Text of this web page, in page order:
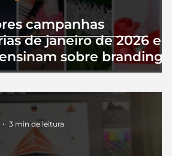
campanhas
de janeiro de 2026 e
sobre branding
3 min de leitura